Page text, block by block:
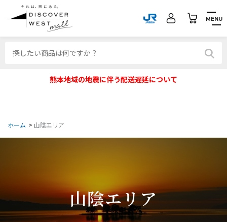
MENU
熊本地域の地震に伴う配送遅延について
ホーム > 山陰エリア
山陰エリア